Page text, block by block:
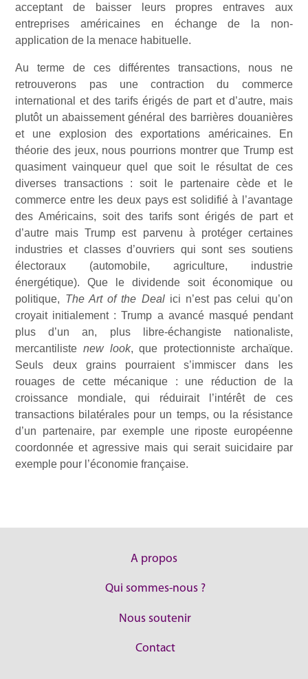
acceptant de baisser leurs propres entraves aux
entreprises américaines en échange de la non-
application de la menace habituelle.
Au terme de ces différentes transactions, nous ne
retrouverons pas une contraction du commerce
international et des tarifs érigés de part et d’autre, mais
plutôt un abaissement général des barrières douanières
et une explosion des exportations américaines. En
théorie des jeux, nous pourrions montrer que Trump est
quasiment vainqueur quel que soit le résultat de ces
diverses transactions : soit le partenaire cède et le
commerce entre les deux pays est solidifié à l’avantage
des Américains, soit des tarifs sont érigés de part et
d’autre mais Trump est parvenu à protéger certaines
industries et classes d’ouvriers qui sont ses soutiens
électoraux (automobile, agriculture, industrie
énergétique). Que le dividende soit économique ou
politique, The Art of the Dealici n’est pas celui qu’on
croyait initialement : Trump a avancé masqué pendant
plus d’un an, plus libre-échangiste nationaliste,
mercantilistenew look, que protectionniste archaïque.
Seuls deux grains pourraient s’immiscer dans les
rouages de cette mécanique : une réduction de la
croissance mondiale, qui réduirait l’intérêt de ces
transactions bilatérales pour un temps, ou la résistance
d’un partenaire, par exemple une riposte européenne
coordonnée et agressive mais qui serait suicidaire par
exemple pour l’économie française.
A propos
Qui sommes-nous ?
Nous soutenir
Contact